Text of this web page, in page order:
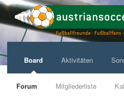
Board
Forum Mitgliederliste
Aktivitäten